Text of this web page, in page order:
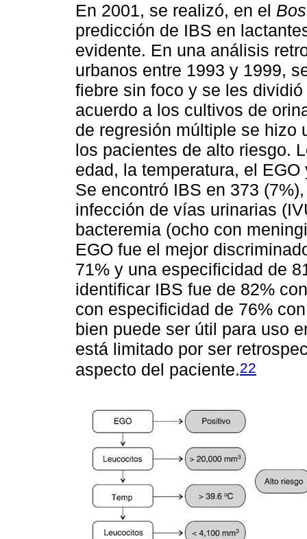
En 2001, se realizó, en el
predicción de IBS en
evidente. En una análisis
urbanos entre 1993 y 1999,
fiebre sin foco y se les
acuerdo a los cultivos de
de regresión múltiple se hizo
los pacientes de alto riesgo.
edad, la temperatura, el
Se encontró IBS en 373
infección de vías urinarias
bacteremia (ocho con
EGO fue el mejor
71% y una especificidad de
identificar IBS fue de 82%
con especificidad de 76%
bien puede ser útil para uso
está limitado por ser
aspecto del paciente.22